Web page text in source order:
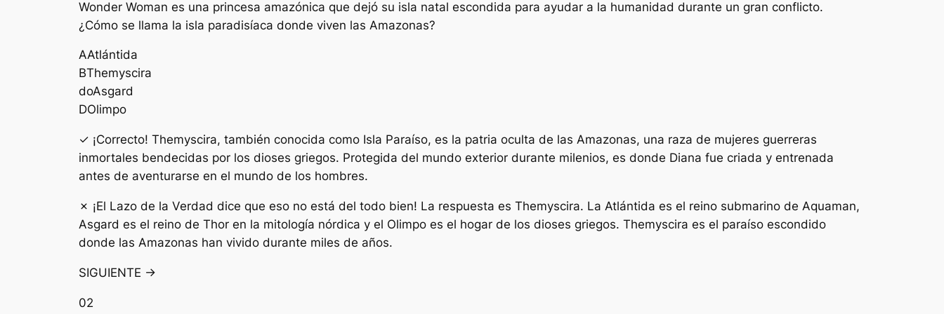
Wonder Woman es una princesa amazónica que dejó su isla natal escondida para ayudar a la humanidad durante un gran conflicto.
¿Cómo se llama la isla paradisíaca donde viven las Amazonas?
AAtlántida
BThemyscira
doAsgard
DOlimpo
✓ ¡Correcto! Themyscira, también conocida como Isla Paraíso, es la patria oculta de las Amazonas, una raza de mujeres guerreras
inmortales bendecidas por los dioses griegos. Protegida del mundo exterior durante milenios, es donde Diana fue criada y entrenada
antes de aventurarse en el mundo de los hombres.
✗ ¡El Lazo de la Verdad dice que eso no está del todo bien! La respuesta es Themyscira. La Atlántida es el reino submarino de Aquaman,
Asgard es el reino de Thor en la mitología nórdica y el Olimpo es el hogar de los dioses griegos. Themyscira es el paraíso escondido
donde las Amazonas han vivido durante miles de años.
SIGUIENTE →
02